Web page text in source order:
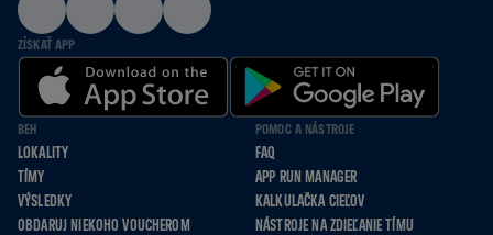
ZÍSKAŤ APP
BEH
LOKALITY
TÍMY
VÝSLEDKY
OBDARUJ NIEKOHO VOUCHEROM
POMOC A NÁSTROJE
FAQ
APP RUN MANAGER
KALKULAČKA CIEĽOV
NÁSTROJE NA ZDIEĽANIE TÍMU